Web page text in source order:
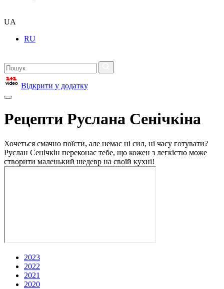
UA
RU
Відкрити у додатку
Рецепти Руслана Сенічкіна
Хочеться смачно поїсти, але немає ні сил, ні часу готувати?
Руслан Сенічкін переконає тебе, що кожен з легкістю може
створити маленький шедевр на своїй кухні!
2023
2022
2021
2020